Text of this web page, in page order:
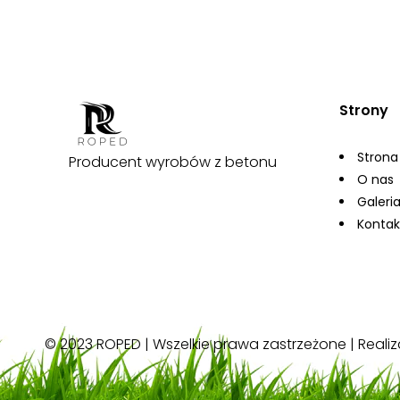
Producent wyrobów z betonu
Strony
O nas
Galeria
© 2023 ROPED | Wszelkie prawa zastrzeżone |